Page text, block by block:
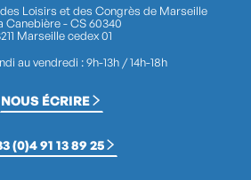
Loisirs et des Congrès de Marseille
Canebière - CS 60340
Marseille cedex 01
au vendredi : 9h-13h / 14h-18h
NOUS ÉCRIRE
(0)4 91 13 89 25